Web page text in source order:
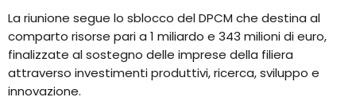
La riunione segue lo sblocco del DPCM che destina al
comparto risorse pari a 1 miliardo e 343 milioni di euro,
finalizzate al sostegno delle imprese della filiera
attraverso investimenti produttivi, ricerca, sviluppo e
innovazione.